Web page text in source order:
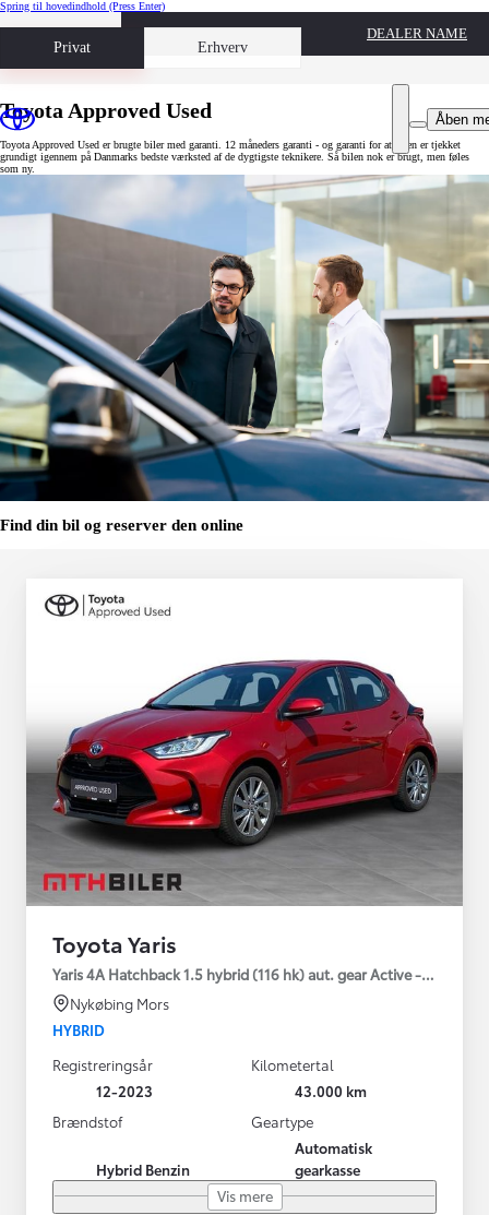
Spring til hovedindhold (Press Enter)
Privat Erhverv
Book prøvetur
DEALER NAME
Åben
Toyota Approved Used
Toyota Approved Used er brugte biler med garanti. 12 måneders garanti - og garanti for at bilen er tjekket
grundigt igennem på Danmarks bedste værksted af de dygtigste teknikere. Så bilen nok er brugt, men føles
som ny.
Find din bil og reserver den online
Toyota Yaris
Yaris 4A Hatchback 1.5 hybrid (116 hk) aut. gear Active -
Nykøbing Mors
HYBRID
Registreringsår
12-2023
Kilometertal
43.000 km
Brændstof
Hybrid Benzin
Geartype
Automatisk
gearkasse
Vis mere